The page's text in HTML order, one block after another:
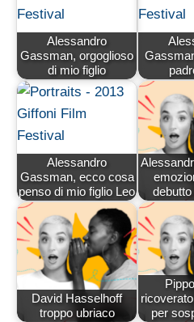
Alessandro
Gassman, orgoglioso
di mio figlio
Alessandro
Gassman, ecco cosa
penso di mio figlio Leo
David Hasselhoff
troppo ubriaco
per